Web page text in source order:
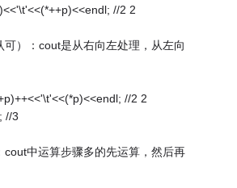
//2 2
可）：cout是从右向左处理，从左向
//2 2
//3
cout中运算步骤多的先运算，然后再